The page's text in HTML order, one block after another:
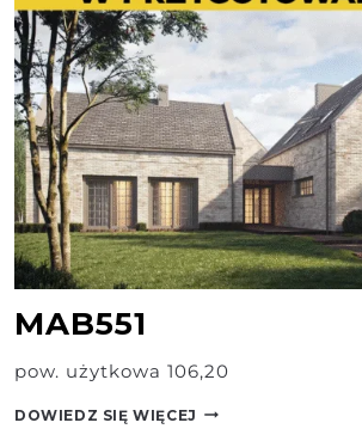
MAB551
pow. użytkowa 106,20
DOWIEDZ SIĘ WIĘCEJ MAB551